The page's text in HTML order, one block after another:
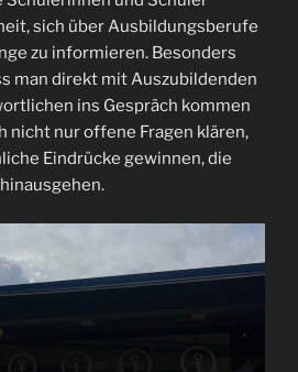
sich über Ausbildungsberufe
zu informieren. Besonders
man direkt mit Auszubildenden
ins Gespräch kommen
nicht nur offene Fragen klären,
Eindrücke gewinnen, die